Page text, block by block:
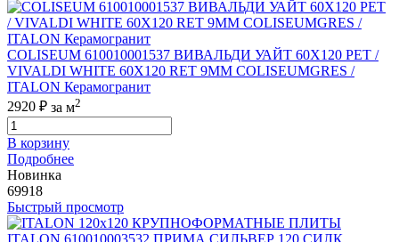
COLISEUM 610010001537 ВИВАЛЬДИ УАЙТ 60X120 РЕТ /
VIVALDI WHITE 60X120 RET 9MM COLISEUMGRES /
ITALON Керамогранит
2920 ₽ за м2
В корзину
Подробнее
Новинка
69918
Быстрый просмотр